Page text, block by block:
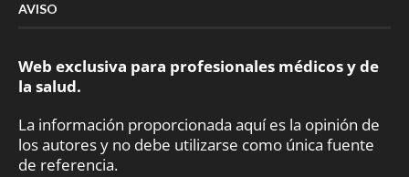
AVISO
Web exclusiva para profesionales médicos y de
la salud.
La información proporcionada aquí es la opinión de
los autores y no debe utilizarse como única fuente
de referencia.